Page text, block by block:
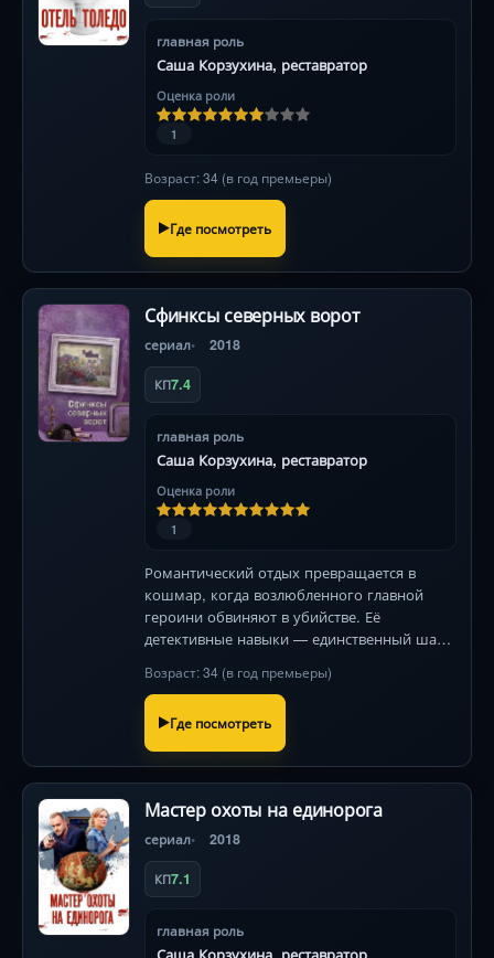
главная роль
Саша Корзухина, реставратор
Оценка роли
1
Возраст: 34 (в год премьеры)
Где посмотреть
Сфинксы северных ворот
сериал 2018
КП7.4
главная роль
Саша Корзухина, реставратор
Оценка роли
1
Романтический отдых превращается в
кошмар, когда возлюбленного главной
героини обвиняют в убийстве. Её
детективные навыки — единственный шанс
тайну прошлого. 143 символа
Возраст: 34 (в год премьеры)
Где посмотреть
Мастер охоты на единорога
сериал 2018
КП7.1
главная роль